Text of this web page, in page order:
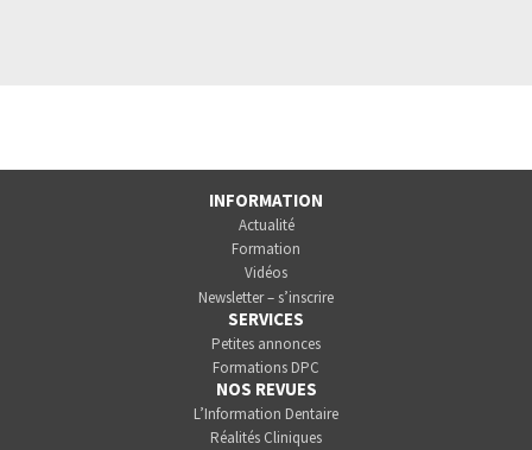
INFORMATION
Actualité
Formation
Vidéos
Newsletter – s’inscrire
SERVICES
Petites annonces
Formations DPC
NOS REVUES
L’Information Dentaire
Réalités Cliniques